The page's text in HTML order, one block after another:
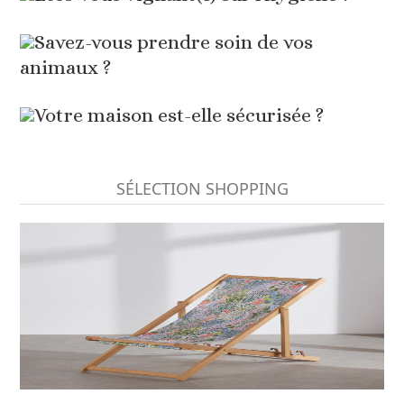
Savez-vous prendre soin de vos
animaux ?
Votre maison est-elle sécurisée ?
SÉLECTION SHOPPING